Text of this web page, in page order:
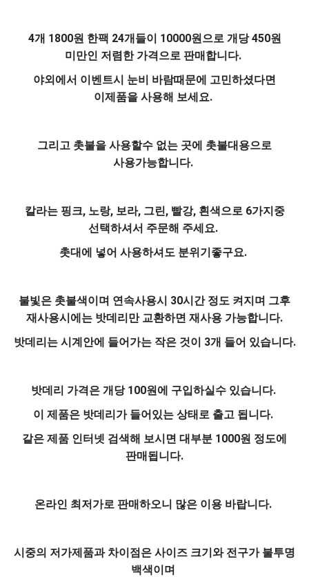
4개 1800원 한팩 24개들이 10000원으로 개당 450원
미만인 저렴한 가격으로 판매합니다.
야외에서 이벤트시 눈비 바람때문에 고민하셨다면
이제품을 사용해 보세요.
그리고 촛불을 사용할수 없는 곳에 촛불대용으로
사용가능합니다.
칼라는 핑크, 노랑, 보라, 그린, 빨강, 흰색으로 6가지중
선택하셔서 주문해 주세요.
촛대에 넣어 사용하셔도 분위기좋구요.
불빛은 촛불색이며 연속사용시 30시간 정도 켜지며 그후
재사용시에는 밧데리만 교환하면 재사용 가능합니다.
밧데리는 시계안에 들어가는 작은 것이 3개 들어 있습니다.
밧데리 가격은 개당 100원에 구입하실수 있습니다.
이 제품은 밧데리가 들어있는 상태로 출고 됩니다.
같은 제품 인터넷 검색해 보시면 대부분 1000원 정도에
판매됩니다.
온라인 최저가로 판매하오니 많은 이용 바랍니다.
시중의 저가제품과 차이점은 사이즈 크기와 전구가 불투명
백색이며